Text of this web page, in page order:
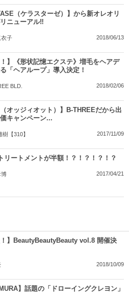
（ケラスターゼ）】から新オレオリ
ニューアル‼︎
衣子 2018/06/13
！】《形状記憶エクステ》増毛をヘアデ
「ヘアループ」導入決定！
BLD. 2018/02/06
オッジィオット）】B-THREEだから出
キャンペーン...
樹【310】 2017/11/09
ートメントが半額！？！？！？！？
博 2017/04/21
！】BeautyBeautyBeauty vol.8 開催決
2018/10/09
】話題の「ドローイングクレヨン」